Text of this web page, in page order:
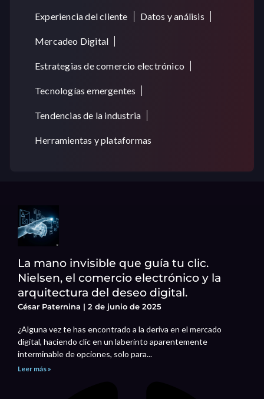
Experiencia del cliente Datos y análisis
Mercadeo Digital
Estrategias de comercio electrónico
Tecnologías emergentes
Tendencias de la industria
Herramientas y plataformas
La mano invisible que guía tu clic.
Nielsen, el comercio electrónico y la
arquitectura del deseo digital.
César Paternina 2 de junio de 2025
¿Alguna vez te has encontrado a la deriva en el mercado
digital, haciendo clic en un laberinto aparentemente
interminable de opciones, solo para...
Leer más »